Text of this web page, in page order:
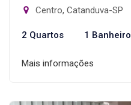
Centro, Catanduva-SP
2 Quartos 1 Banheiro
Mais informações